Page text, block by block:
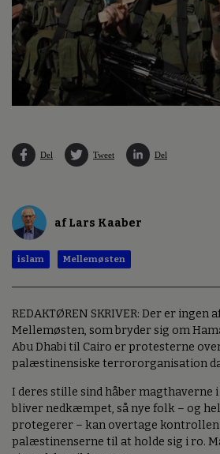
Del Tweet Del
af Lars Kaaber
islam Mellemøsten
REDAKTØREN SKRIVER: Der er ingen
Mellemøsten, som bryder sig om
Abu Dhabi til Cairo er protesterne
palæstinensiske terrororganisation
I deres stille sind håber magthaverne i
bliver nedkæmpet, så nye folk – og
protegerer – kan overtage kontrollen
palæstinenserne til at holde sig i ro.